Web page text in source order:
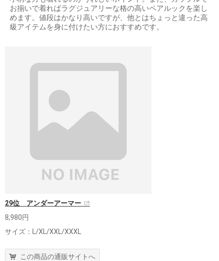
お揃いで着ればラグジュアリーな格の高いペアルックを楽し
めます。値段はかなり高いですが、他とはちょっと違った高
級アイテムを身に付けたい方におすすめです。
29位 アンダーアーマー
8,980円
サイズ：L/XL/XXL/XXXL
この商品の通販サイトへ